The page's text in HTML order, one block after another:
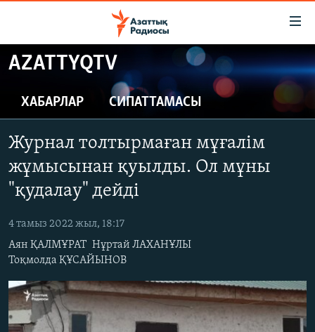
Skip
to
content
to
main
Navigation
Skip
Search
ЖАҢАЛЫҚТАР
САЯСАТ
ҚАҢТАР ОҚИҒАСЫ
АДАМ ҚҰҚЫҚТАРЫ
ӘЛЕУМЕТ
ӘЛЕМ
АРНАЙЫ ЖОБАЛАР
Русский
ЖАЗЫЛЫҢЫЗ
AZATTYQTV
ХАБАРЛАР СИПАТТАМАСЫ
Журнал толтырмаған мұғалім
жұмысынан қуылды. Ол мұны
"қудалау" дейді
4 тамыз 2022 жыл, 18:17
Аян ҚАЛМҰРАТ Нұртай ЛАХАНҰЛЫ
Тоқмолда ҚҰСАЙЫНОВ